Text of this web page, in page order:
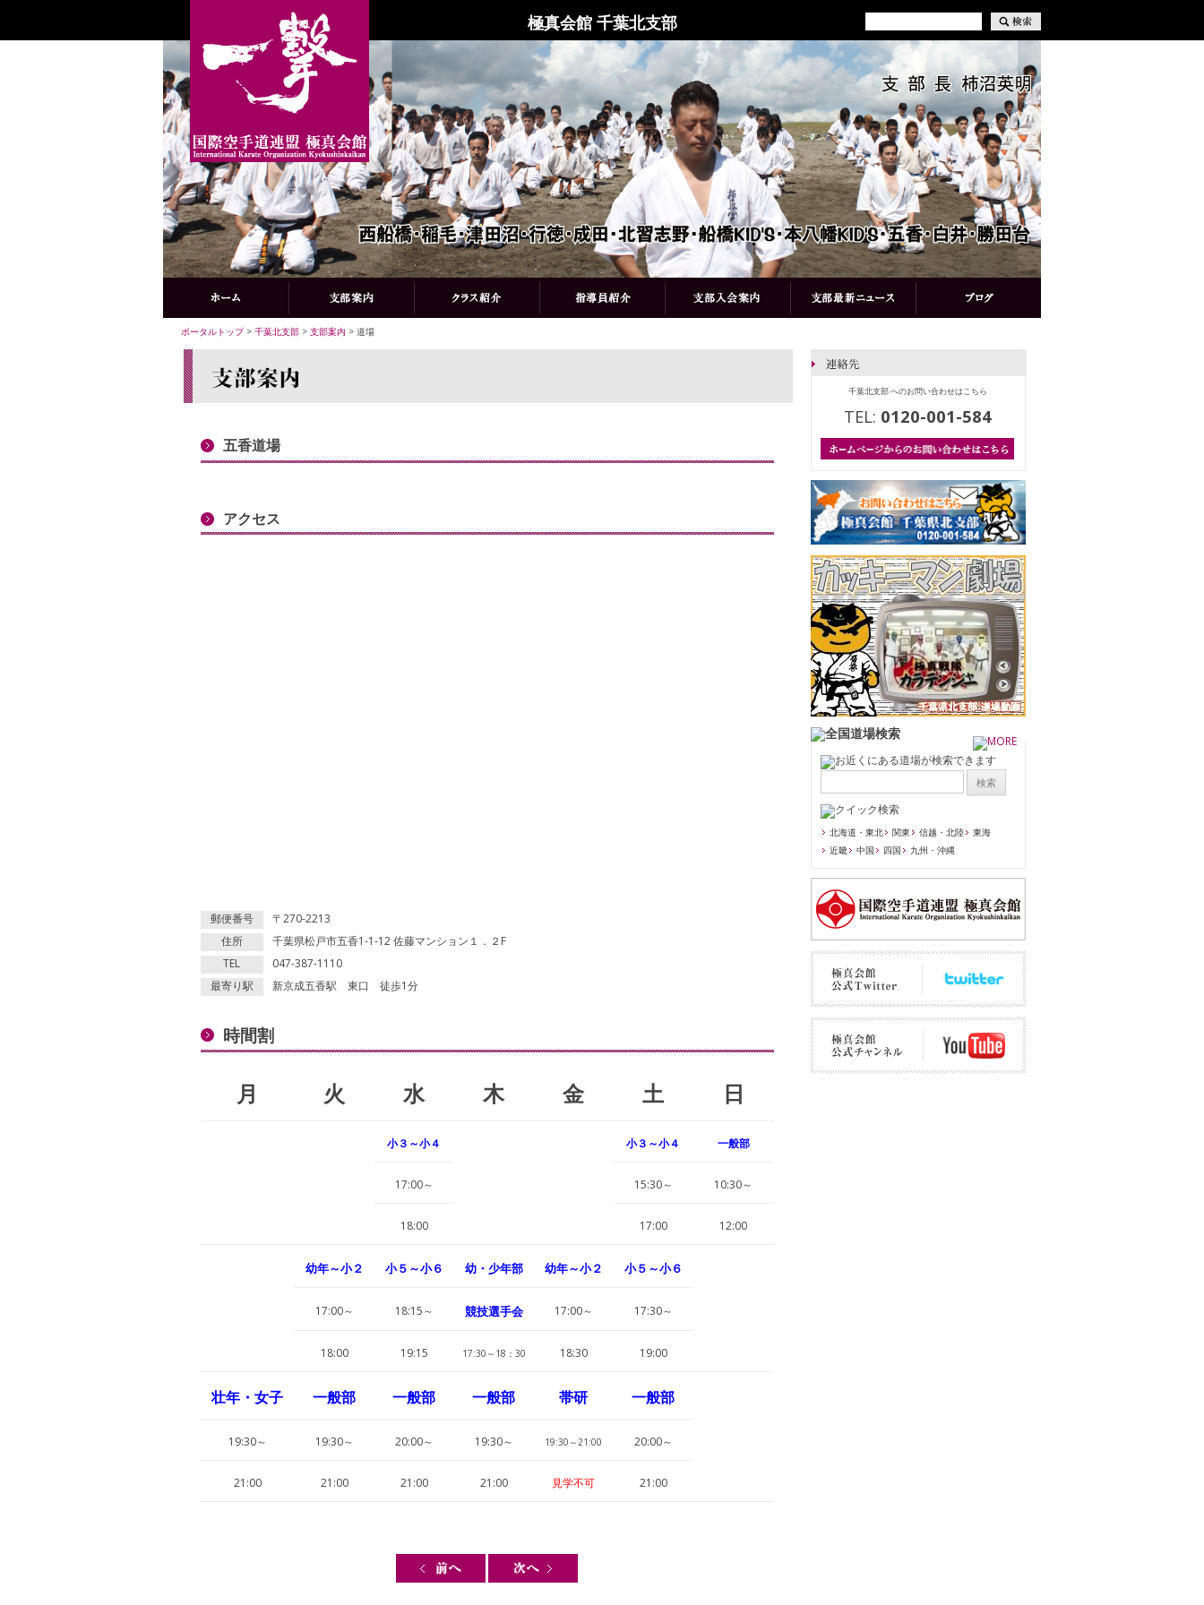
極真会館 千葉北支部
ポータルトップ> 千葉北支部 > 支部案内 > 道場
五香道場
アクセス
郵便番号
〒270-2213
住所
千葉県松戸市五香1-1-12 佐藤マンション１．２F
TEL
047-387-1110
最寄り駅
新京成五香駅 東口 徒歩1分
時間割
月 火 水 木 金 土 日
小３～小４ 小３～小４ 一般部
17:00～ 15:30～ 10:30～
18:00 17:00 12:00
幼年～小２ 小５～小６ 幼・少年部 幼年～小２ 小５～小６
17:00～ 18:15～ 競技選手会 17:00～ 17:30～
18:00 19:15 17:30～18：30 18:30 19:00
壮年・女子 一般部 一般部 一般部 帯研 一般部
19:30～ 19:30～ 20:00～ 19:30～ 19:30～21:00 20:00～
21:00 21:00 21:00 21:00 見学不可 21:00
千葉北支部 へのお問い合わせはこちら
TEL: 0120-001-584
北海道・東北 関東 信越・北陸
東海
近畿
中国 四国 九州・沖縄